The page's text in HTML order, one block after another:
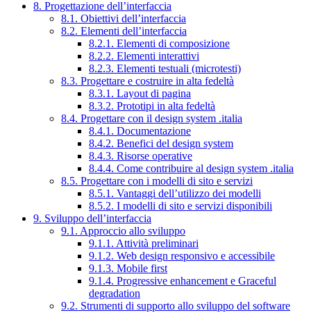
8. Progettazione dell’interfaccia
8.1. Obiettivi dell’interfaccia
8.2. Elementi dell’interfaccia
8.2.1. Elementi di composizione
8.2.2. Elementi interattivi
8.2.3. Elementi testuali (microtesti)
8.3. Progettare e costruire in alta fedeltà
8.3.1. Layout di pagina
8.3.2. Prototipi in alta fedeltà
8.4. Progettare con il design system .italia
8.4.1. Documentazione
8.4.2. Benefici del design system
8.4.3. Risorse operative
8.4.4. Come contribuire al design system .italia
8.5. Progettare con i modelli di sito e servizi
8.5.1. Vantaggi dell’utilizzo dei modelli
8.5.2. I modelli di sito e servizi disponibili
9. Sviluppo dell’interfaccia
9.1. Approccio allo sviluppo
9.1.1. Attività preliminari
9.1.2. Web design responsivo e accessibile
9.1.3. Mobile first
9.1.4. Progressive enhancement e Graceful
degradation
9.2. Strumenti di supporto allo sviluppo del software